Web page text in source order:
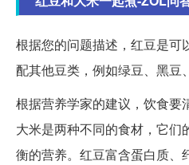
根据您的问题描述，红豆是可
配其他豆类，例如绿豆、黑豆
根据营养学家的建议，饮食要
大米是两种不同的食材，它们
衡的营养。红豆富含蛋白质、